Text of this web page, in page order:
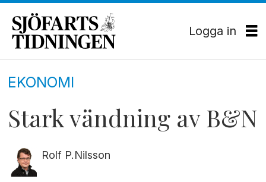
Logga in
EKONOMI
Stark vändning av B&N
Rolf P.Nilsson